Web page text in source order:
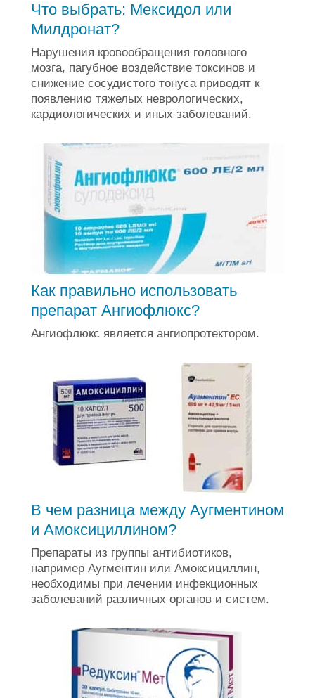
Что выбрать: Мексидол или
Милдронат?
Нарушения кровообращения головного
мозга, пагубное воздействие токсинов и
снижение сосудистого тонуса приводят к
появлению тяжелых неврологических,
кардиологических и иных заболеваний.
Как правильно использовать
препарат Ангиофлюкс?
Ангиофлюкс является ангиопротектором.
В чем разница между Аугментином
и Амоксициллином?
Препараты из группы антибиотиков,
например Аугментин или Амоксициллин,
необходимы при лечении инфекционных
заболеваний различных органов и систем.